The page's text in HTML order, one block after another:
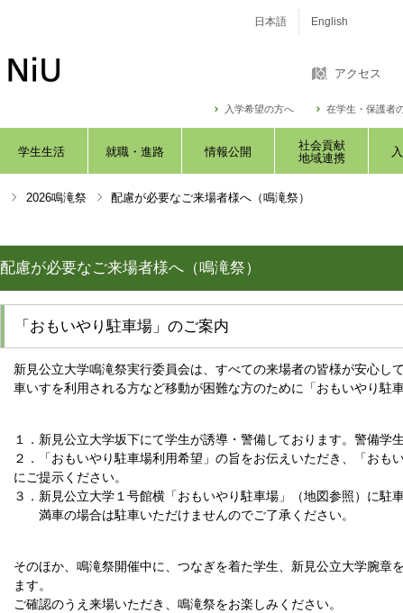
日本語 English
アクセス
入学希望の方へ 在学生・保護者
学生生活 就職・進路 情報公開
社会貢献
地域連携
2026鳴滝祭 配慮が必要なご来場者様へ（鳴滝祭）
配慮が必要なご来場者様へ（鳴滝祭）
「おもいやり駐車場」のご案内
新見公立大学鳴滝祭実行委員会は、すべての来場者の皆様が安心し
車いすを利用される方など移動が困難な方のために「おもいやり駐
１．新見公立大学坂下にて学生が誘導・警備しております。警備学
２．「おもいやり駐車場利用希望」の旨をお伝えいただき、「おも
にご提示ください。
３．新見公立大学１号館横「おもいやり駐車場」（地図参照）に駐
満車の場合は駐車いただけませんのでご了承ください。
そのほか、鳴滝祭開催中に、つなぎを着た学生、新見公立大学腕章
ます。
ご確認のうえ来場いただき、鳴滝祭をお楽しみください。